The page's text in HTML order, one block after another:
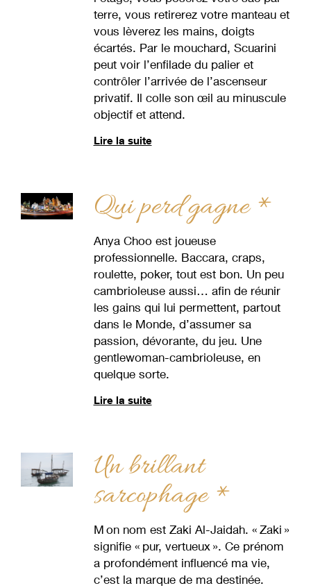
terre, vous retirerez votre manteau et
vous lèverez les mains, doigts
écartés. Par le mouchard, Scuarini
peut voir l’enfilade du palier et
contrôler l’arrivée de l’ascenseur
privatif. Il colle son œil au minuscule
objectif et attend.
Lire la suite
Qui perd gagne *
Anya Choo est joueuse
professionnelle. Baccara, craps,
roulette, poker, tout est bon. Un peu
cambrioleuse aussi… afin de réunir
les gains qui lui permettent, partout
dans le Monde, d’assumer sa
passion, dévorante, du jeu. Une
gentlewoman-cambrioleuse, en
quelque sorte.
Lire la suite
Un brillant
sarcophage *
M on nom est Zaki Al-Jaidah. « Zaki »
signifie « pur, vertueux ». Ce prénom
a profondément influencé ma vie,
c’est la marque de ma destinée.